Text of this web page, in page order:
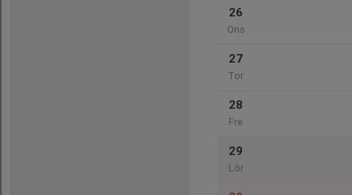
26
Ons
27
Tor
28
Fre
29
Lör